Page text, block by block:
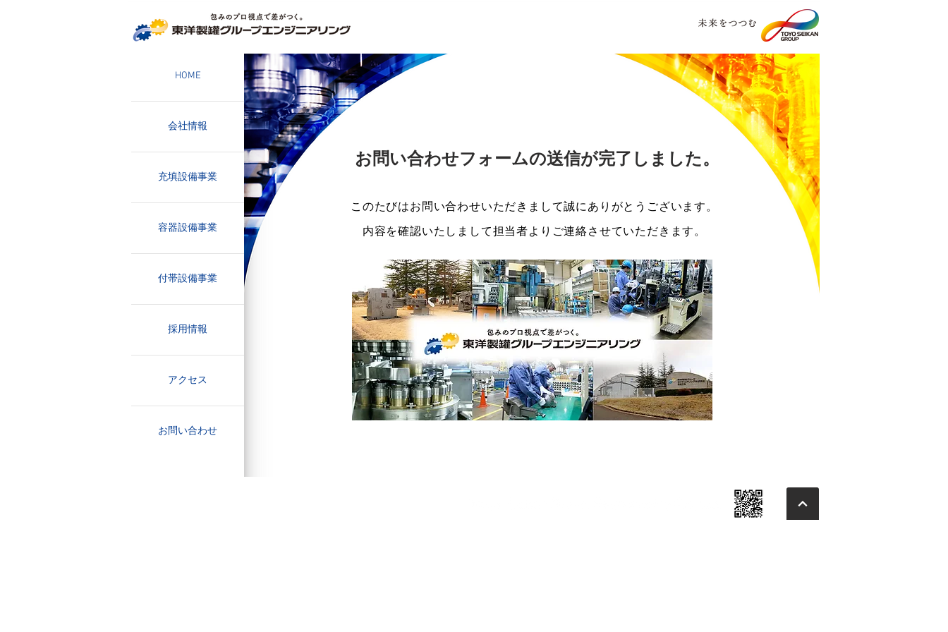
HOME
会社情報
充填設備事業
容器設備事業
付帯設備事業
採用情報
アクセス
お問い合わせ
お問い合わせフォームの送信が完了しました。
このたびはお問い合わせいただきまして誠にありがとうございます。
​内容を確認いたしまして担当者よりご連絡させていただきます。